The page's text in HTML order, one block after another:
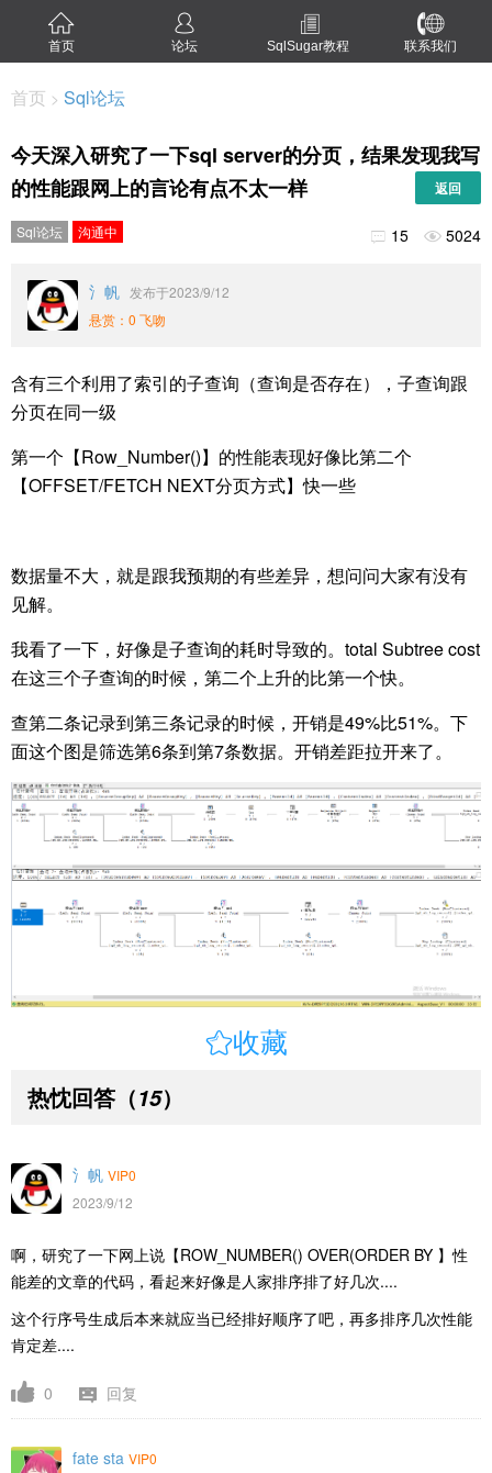
首页 论坛 SqlSugar教程 联系我们
首页 > Sql论坛
今天深入研究了一下sql server的分页，结果发现我写
的性能跟网上的言论有点不太一样
返回
Sql论坛 沟通中  15  5024
氵帆 发布于2023/9/12
悬赏：0 飞吻
含有三个利用了索引的子查询（查询是否存在），子查询跟
分页在同一级
第一个【Row_Number()】的性能表现好像比第二个
【OFFSET/FETCH NEXT分页方式】快一些
数据量不大，就是跟我预期的有些差异，想问问大家有没有
见解。
我看了一下，好像是子查询的耗时导致的。total Subtree cost
在这三个子查询的时候，第二个上升的比第一个快。
查第二条记录到第三条记录的时候，开销是49%比51%。下
面这个图是筛选第6条到第7条数据。开销差距拉开来了。
收藏
热忱回答 （15）
氵帆 VIP0
2023/9/12
啊，研究了一下网上说【ROW_NUMBER() OVER(ORDER BY 】性
能差的文章的代码，看起来好像是人家排序排了好几次....
这个行序号生成后本来就应当已经排好顺序了吧，再多排序几次性能
肯定差....
0 回复
fate sta VIP0